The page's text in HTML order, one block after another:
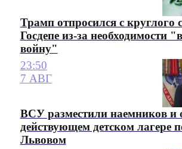
Трамп отпросился с круглого
Госдепе из-за необходимости
войну"
23:50
7 АВГ
ВСУ разместили наемников и
действующем детском лагере
Львовом